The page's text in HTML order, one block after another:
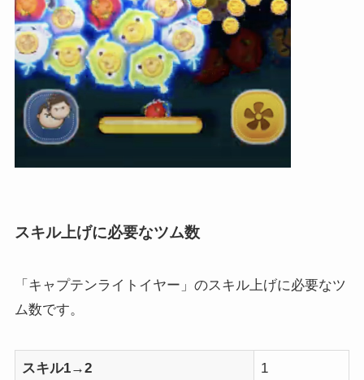
スキル上げに必要なツム数
「キャプテンライトイヤー」のスキル上げに必要なツ
ム数です。
スキル1→2 1